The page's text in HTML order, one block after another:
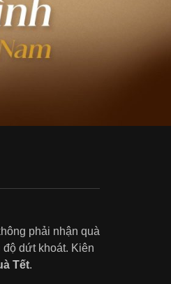
phải nhận quà
độ dứt khoát. Kiên
Tết.